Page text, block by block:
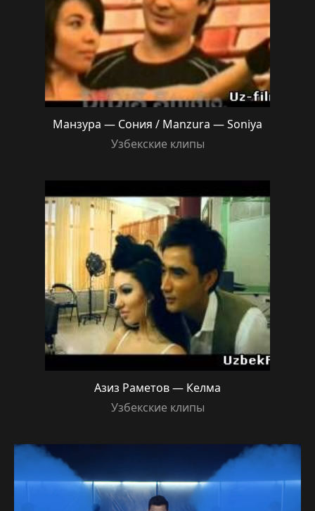
Манзура — Сония / Manzura — Soniya
Узбекские клипы
Азиз Раметов — Келма
Узбекские клипы